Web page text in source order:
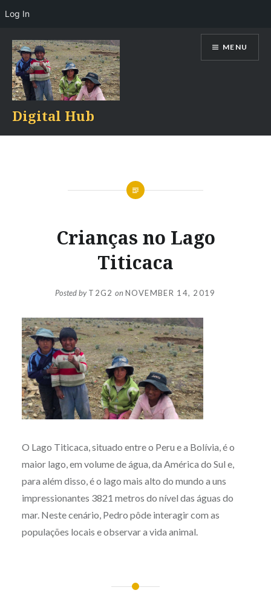
content
Digital Hub
MENU
Crianças no Lago
Titicaca
Posted byT2G2 onNOVEMBER 14, 2019
O Lago Titicaca, situado entre o Peru e a Bolívia, é o
maior lago, em volume de água, da América do Sul e,
para além disso, é o lago mais alto do mundo a uns
impressionantes 3821 metros do nível das águas do
mar. Neste cenário, Pedro pôde interagir com as
populações locais e observar a vida animal.
Log In